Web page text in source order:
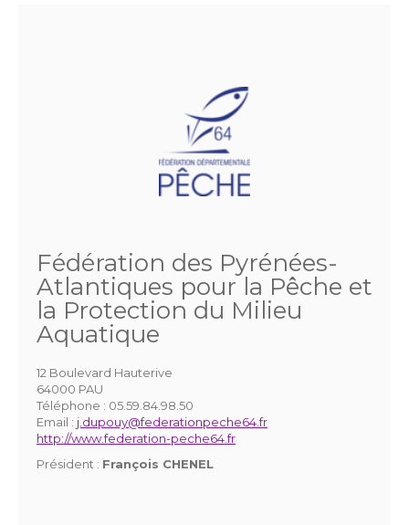
Fédération des Pyrénées-
Atlantiques pour la Pêche et
la Protection du Milieu
Aquatique
12 Boulevard Hauterive
64000 PAU
Téléphone : 05.59.84.98.50
Email : j.dupouy@federationpeche64.fr
http://www.federation-peche64.fr
Président : François CHENEL